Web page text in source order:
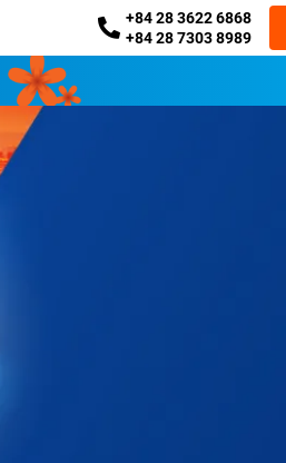
+84 28 3622 6868
+84 28 7303 8989